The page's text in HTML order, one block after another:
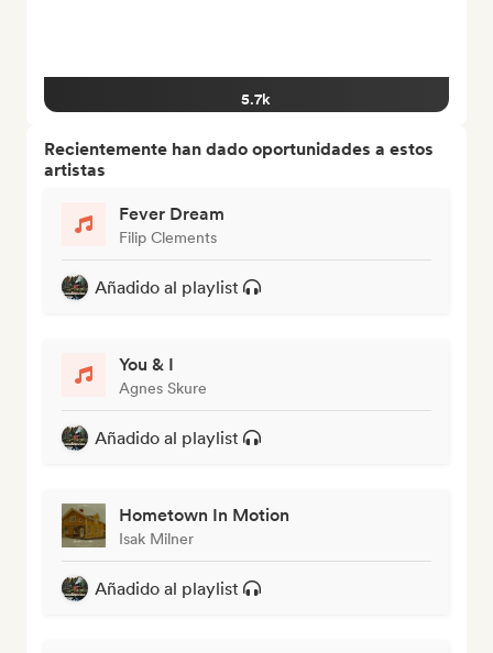
5.7k
Recientemente han dado oportunidades a estos
artistas
Fever Dream
Filip Clements
Añadido al playlist
You & I
Agnes Skure
Añadido al playlist
Hometown In Motion
Isak Milner
Añadido al playlist